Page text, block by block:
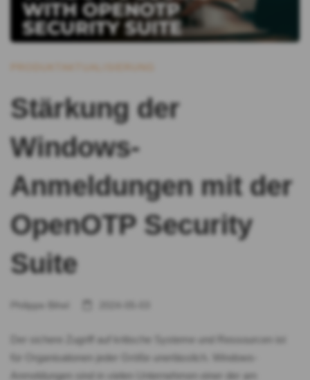
Stärkung der
Windows-
Anmeldungen mit der
OpenOTP Security
Suite
Der sichere Zugriff auf kritische Systeme und Ressourcen ist
für Organisationen jeder Größe unerlässlich. Windows-
Anmeldungen sind in vielen Unternehmen einer der am